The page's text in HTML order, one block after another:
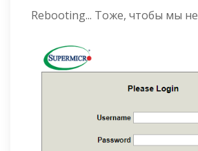
Rebooting... Тоже, чтобы мы не